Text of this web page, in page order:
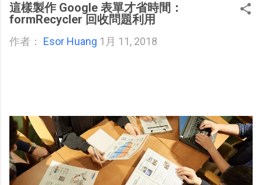
這樣製作 Google 表單才省時間：
formRecycler 回收問題利用
作者： Esor Huang 1月 11, 2018